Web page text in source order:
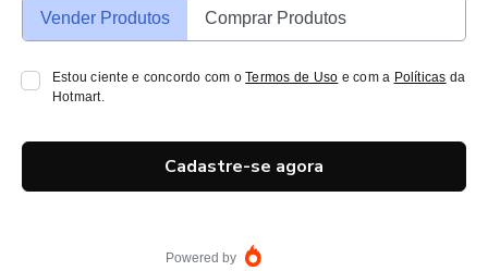
Vender Produtos Comprar Produtos
Estou ciente e concordo com oTermos de Uso e com a Políticas da
Hotmart.
Cadastre-se agora
Powered by